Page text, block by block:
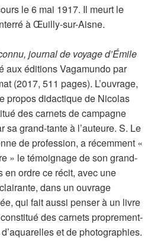
le 6 mai 1917. Il meurt le
à Œuilly-sur-Aisne.
journal de voyage d’Émile
aux éditions Vagamundo par
(2017, 511 pages). L’ouvrage,
propos didactique de Nicolas
des carnets de campagne
sa grand-tante à l’auteure. S. Le
de profession, a récemment «
» le témoignage de son grand-
en ordre ce récit, avec une
dans un ouvrage
qui fait aussi penser à un livre
des carnets proprement-
et de photographies.